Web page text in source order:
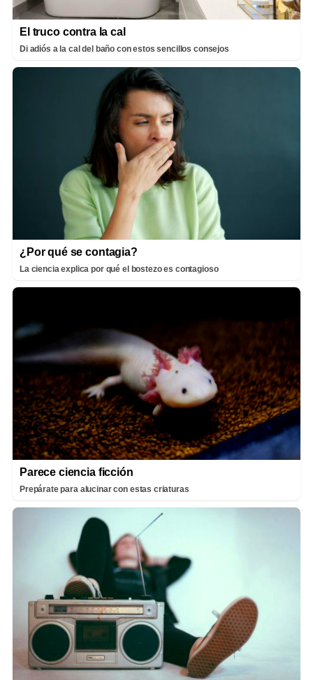
El truco contra la cal
Di adiós a la cal del baño con estos sencillos consejos
¿Por qué se contagia?
La ciencia explica por qué el bostezo es contagioso
Parece ciencia ficción
Prepárate para alucinar con estas criaturas